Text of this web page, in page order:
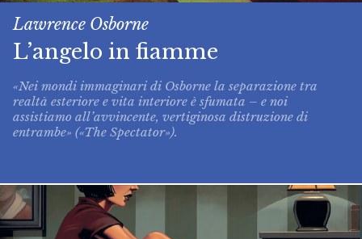
Lawrence Osborne
L’angelo in fiamme
«Nei mondi immaginari di Osborne la separazione tra
realtà esteriore e vita interiore è sfumata – e noi
assistiamo all’avvincente, vertiginosa distruzione di
entrambe» («The Spectator»).